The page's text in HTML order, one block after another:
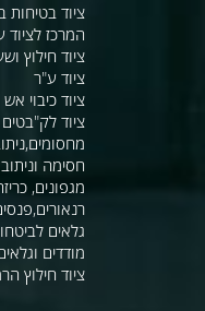
ציוד בטיחות
המרכז לציוד
ציוד חילוץ
ציוד ע"ר
ציוד כיבוי אש
ציוד
חסימה
מגפונים,
גלאים
מודדים
ציוד חילוץ